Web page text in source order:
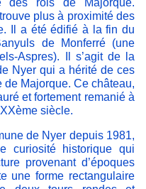
des rois de Majorque.
plus à proximité des
Il a été édifié à la fin du
de Monferré (une
Aspres). Il s’agit de la
Nyer qui a hérité de ces
Majorque. Ce château,
et fortement remanié à
siècle.
de Nyer depuis 1981,
curiosité historique qui
provenant d’époques
une forme rectangulaire